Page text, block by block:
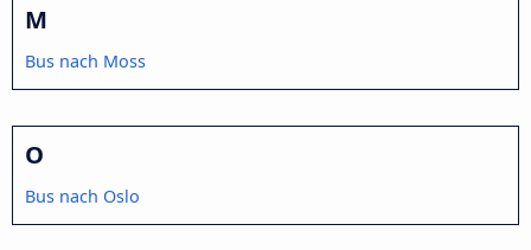
M
Bus nach Moss
O
Bus nach Oslo